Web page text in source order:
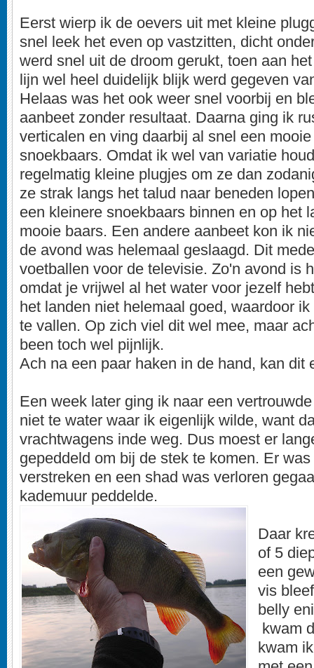
Eerst wierp ik de oevers uit met kleine
snel leek het even op vastzitten, dicht
werd snel uit de droom gerukt, toen aan
lijn wel heel duidelijk blijk werd gegeven
Helaas was het ook weer snel voorbij en
aanbeet zonder resultaat. Daarna ging ik
verticalen en ving daarbij al snel een
snoekbaars. Omdat ik wel van variatie
regelmatig kleine plugjes om ze dan
ze strak langs het talud naar beneden
een kleinere snoekbaars binnen en op het
mooie baars. Een andere aanbeet kon ik
de avond was helemaal geslaagd. Dit
voetballen voor de televisie. Zo'n avond is
omdat je vrijwel al het water voor jezelf
het landen niet helemaal goed, waardoor
te vallen. Op zich viel dit wel mee, maar
been toch wel pijnlijk.
Ach na een paar haken in de hand, kan dit
Een week later ging ik naar een
niet te water waar ik eigenlijk wilde, want
vrachtwagens inde weg. Dus moest er
gepeddeld om bij de stek te komen. Er
verstreken en een shad was verloren
kademuur peddelde.
Daar
of 5
een
vis
belly
kwam
kwam